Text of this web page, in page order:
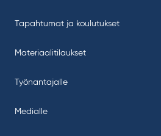
Tapahtumat ja koulutukset
Materiaalitilaukset
Työnantajalle
Medialle